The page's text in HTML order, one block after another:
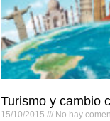
Turismo y cambio
15/10/2015 No hay